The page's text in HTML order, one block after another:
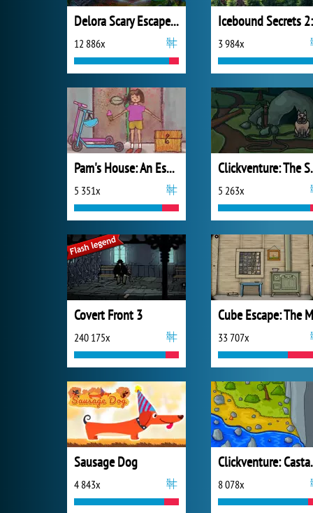
Delora Scary Escape: Mysteries Adventure
12 886x 3 984x
Pam's House: An Escape Game
5 351x 5 263x
Covert Front 3
240 175x 33 707x
Sausage Dog
4 843x 8 078x